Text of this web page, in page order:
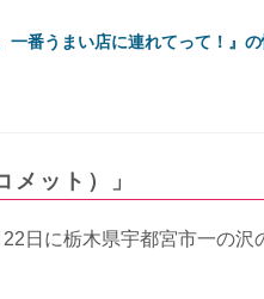
一番うまい店に連れてって！』
ット）」
日に栃木県宇都宮市一の